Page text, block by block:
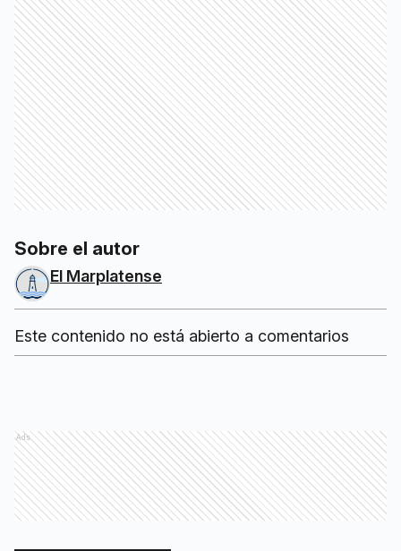
Sobre el autor
El Marplatense
Este contenido no está abierto a comentarios
Ads